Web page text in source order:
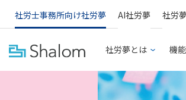
社労士事務所向け社労夢 AI社労夢 社労
社労夢とは 機